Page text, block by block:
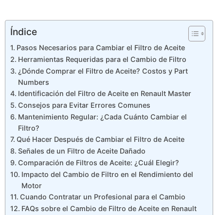
Índice
Pasos Necesarios para Cambiar el Filtro de Aceite
Herramientas Requeridas para el Cambio de Filtro
¿Dónde Comprar el Filtro de Aceite? Costos y Part
Numbers
Identificación del Filtro de Aceite en Renault Master
Consejos para Evitar Errores Comunes
Mantenimiento Regular: ¿Cada Cuánto Cambiar el
Filtro?
Qué Hacer Después de Cambiar el Filtro de Aceite
Señales de un Filtro de Aceite Dañado
Comparación de Filtros de Aceite: ¿Cuál Elegir?
Impacto del Cambio de Filtro en el Rendimiento del
Motor
Cuando Contratar un Profesional para el Cambio
FAQs sobre el Cambio de Filtro de Aceite en Renault